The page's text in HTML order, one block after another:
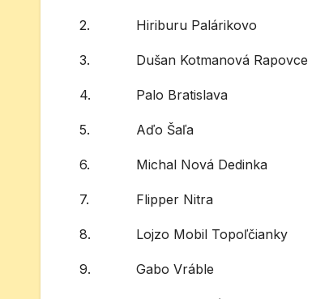
2. Hiriburu Palárikovo
3. Dušan Kotmanová Rapovce
4. Palo Bratislava
5. Aďo Šaľa
6. Michal Nová Dedinka
7. Flipper Nitra
8. Lojzo Mobil Topoľčianky
9. Gabo Vráble